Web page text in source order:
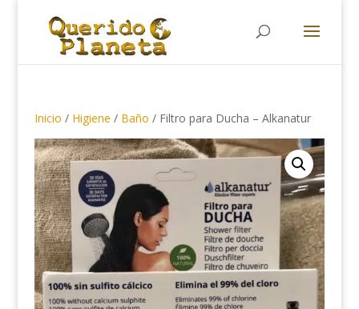
de
productos
Inicio / Higiene / Baño / Filtro para Ducha – Alkanatur